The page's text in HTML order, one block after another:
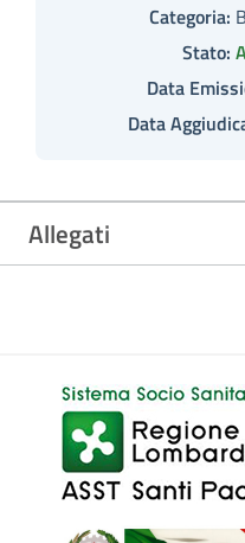
Categoria:
Stato:
Data
Data
Allegati